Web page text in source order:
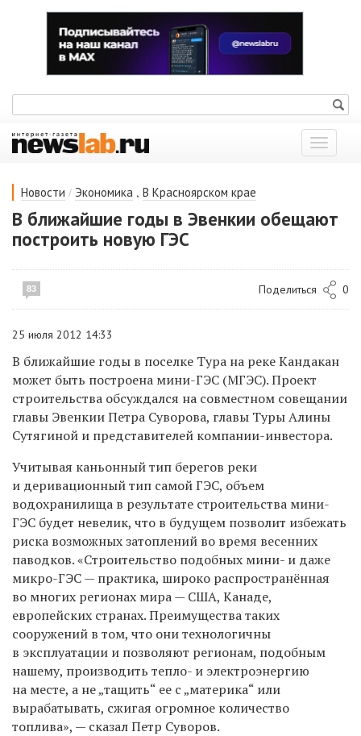
Показать
меню
Новости / Экономика , В Красноярском крае
В ближайшие годы в Эвенкии обещают
построить новую ГЭС
83 Поделиться 0
25 июля 2012 14:33
В ближайшие годы в поселке Тура на реке Кандакан
может быть построена мини-ГЭС (МГЭС). Проект
строительства обсуждался на совместном совещании
главы Эвенкии Петра Суворова, главы Туры Алины
Сутягиной и представителей компании-инвестора.
Учитывая каньонный тип берегов реки
и деривационный тип самой ГЭС, объем
водохранилища в результате строительства мини-
ГЭС будет невелик, что в будущем позволит избежать
риска возможных затоплений во время весенних
паводков. «Строительство подобных мини- и даже
микро-ГЭС — практика, широко распространённая
во многих регионах мира — США, Канаде,
европейских странах. Преимущества таких
сооружений в том, что они технологичны
в эксплуатации и позволяют регионам, подобным
нашему, производить тепло- и электроэнергию
на месте, а не „тащить“ ее с „материка“ или
вырабатывать, сжигая огромное количество
топлива», — сказал Петр Суворов.